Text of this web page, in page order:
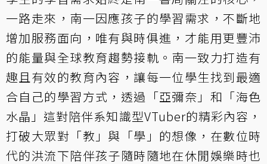
一路走來，南一因應孩子的學習需求，不斷地
增加服務面向，唯有與時俱進，才能用更豐沛
的能量與全球教育趨勢接軌。南一致力打造有
趣且有效的教育內容，讓每一位學生找到最適
合自己的學習方式，透過「亞彌奈」和「海色
水晶」這對陪伴系知識型VTuber的精彩內容，
打破大眾對「教」與「學」的想像，在數位時
代的洪流下陪伴孩子隨時隨地在休閒娛樂時也